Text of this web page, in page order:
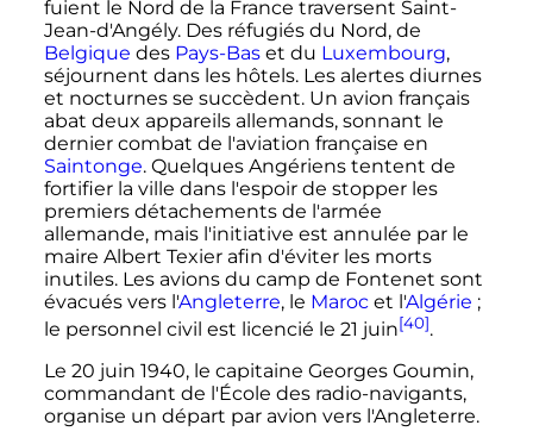
fuient le Nord de la France traversent Saint-
Jean-d'Angély. Des réfugiés du Nord, de
Belgique des Pays-Baset du Luxembourg,
séjournent dans les hôtels. Les alertes diurnes
et nocturnes se succèdent. Un avion français
abat deux appareils allemands, sonnant le
dernier combat de l'aviation française en
Saintonge. Quelques Angériens tentent de
fortifier la ville dans l'espoir de stopper les
premiers détachements de l'armée
allemande, mais l'initiative est annulée par le
maire Albert Texier afin d'éviter les morts
inutiles. Les avions du camp de Fontenet sont
évacués vers l'Angleterre, le Marocet l'Algérie ;
le personnel civil est licencié le 21 juin[40].
Le 20 juin 1940, le capitaine Georges Goumin,
commandant de l'École des radio-navigants,
organise un départ par avion vers l'Angleterre.